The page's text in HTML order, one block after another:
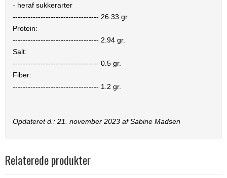
- heraf sukkerarter
---------------------------------- 26.33 gr.
Protein:
---------------------------------- 2.94 gr.
Salt:
---------------------------------- 0.5 gr.
Fiber:
---------------------------------- 1.2 gr.
Opdateret d.: 21. november 2023 af Sabine Madsen
Relaterede produkter